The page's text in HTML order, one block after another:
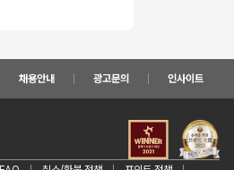
채용안내 광고문의 인사이트